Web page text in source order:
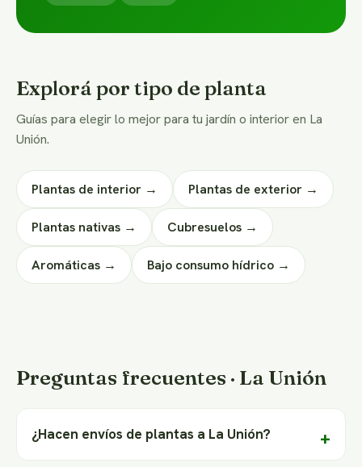
Explorá por tipo de planta
Guías para elegir lo mejor para tu jardín o interior en La
Unión.
Plantas de interior → Plantas de exterior →
Plantas nativas → Cubresuelos →
Aromáticas → Bajo consumo hídrico →
Preguntas frecuentes · La Unión
¿Hacen envíos de plantas a La Unión?